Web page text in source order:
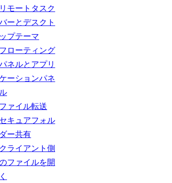
モートタスク
ーとデスクト
プテーマ
ローティング
ネルとアプリ
ーションパネ
ァイル転送
キュアフォル
ー共有
ライアント側
ファイルを開